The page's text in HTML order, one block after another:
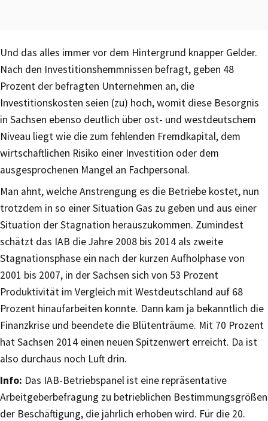
Und das alles immer vor dem Hintergrund knapper Gelder.
Nach den Investitionshemmnissen befragt, geben 48
Prozent der befragten Unternehmen an, die
Investitionskosten seien (zu) hoch, womit diese Besorgnis
in Sachsen ebenso deutlich über ost- und westdeutschem
Niveau liegt wie die zum fehlenden Fremdkapital, dem
wirtschaftlichen Risiko einer Investition oder dem
ausgesprochenen Mangel an Fachpersonal.
Man ahnt, welche Anstrengung es die Betriebe kostet, nun
trotzdem in so einer Situation Gas zu geben und aus einer
Situation der Stagnation herauszukommen. Zumindest
schätzt das IAB die Jahre 2008 bis 2014 als zweite
Stagnationsphase ein nach der kurzen Aufholphase von
2001 bis 2007, in der Sachsen sich von 53 Prozent
Produktivität im Vergleich mit Westdeutschland auf 68
Prozent hinaufarbeiten konnte. Dann kam ja bekanntlich die
Finanzkrise und beendete die Blütenträume. Mit 70 Prozent
hat Sachsen 2014 einen neuen Spitzenwert erreicht. Da ist
also durchaus noch Luft drin.
Info: Das IAB-Betriebspanel ist eine repräsentative
Arbeitgeberbefragung zu betrieblichen Bestimmungsgrößen
der Beschäftigung, die jährlich erhoben wird. Für die 20.